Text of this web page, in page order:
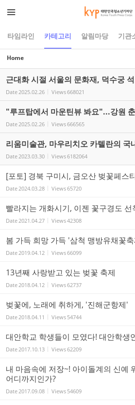
타임라인 카테고리 알림마당 기관
Home
근대화 시절 서울의 문화재, 덕수궁
Date2025.02.26 Views668021
"루프탑에서 마운틴뷰 봐요"...강원
Date2025.02.26 Views666565
리움미술관, 마우리치오 카텔란의 국
Date2023.03.30 Views6182064
[포토] 경북 구미시, 금오산 벚꽃페스
Date2024.03.28 Views65720
빨라지는 개화시기, 이젠 꽃구경도 선
Date2021.04.27 Views42308
봄 가득 희망 가득 '삼척 맹방유채꽃
Date2019.04.12 Views66099
13년째 사랑받고 있는 벚꽃 축제
Date2018.04.12 Views62737
벚꽃에, 노래에 취하게, '진해군항제'
Date2018.04.11 Views 54744
대안학교 학생들이 모였다! 대안학생
Date2017.10.13 Views62209
내 마음속에 저장~! 아이돌계의 신예
어디까지인가?
Date2017.09.08 Views 54609
Sketchbook5, 스케치